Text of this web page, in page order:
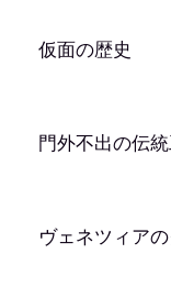
仮面の歴史
門外不出の伝
ヴェネツィア